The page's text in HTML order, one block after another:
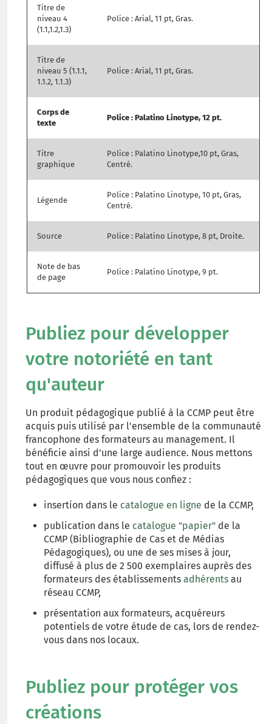
Titre de
niveau 4
(1.1,1.2,1.3)
Police : Arial, 11 pt, Gras.
Titre de
niveau 5 (1.1.1,
1.1.2, 1.1.3)
Police : Arial, 11 pt, Gras.
Corps de
texte
Police : Palatino Linotype, 12 pt.
Titre
graphique
Police : Palatino Linotype,10 pt, Gras,
Centré.
Légende
Police : Palatino Linotype, 10 pt, Gras,
Centré.
Source Police : Palatino Linotype, 8 pt, Droite.
Note de bas
de page
Police : Palatino Linotype, 9 pt.
Publiez pour développer
votre notoriété en tant
qu'auteur
Un produit pédagogique publié à la CCMP peut être
acquis puis utilisé par l'ensemble de la communauté
francophone des formateurs au management. Il
bénéficie ainsi d'une large audience. Nous mettons
tout en œuvre pour promouvoir les produits
pédagogiques que vous nous confiez :
insertion dans le catalogue en ligne de la CCMP,
publication dans le catalogue "papier" de la
CCMP (Bibliographie de Cas et de Médias
Pédagogiques), ou une de ses mises à jour,
diffusé à plus de 2 500 exemplaires auprès des
formateurs des établissements adhérents au
réseau CCMP,
présentation aux formateurs, acquéreurs
potentiels de votre étude de cas, lors de rendez-
vous dans nos locaux.
Publiez pour protéger vos
créations